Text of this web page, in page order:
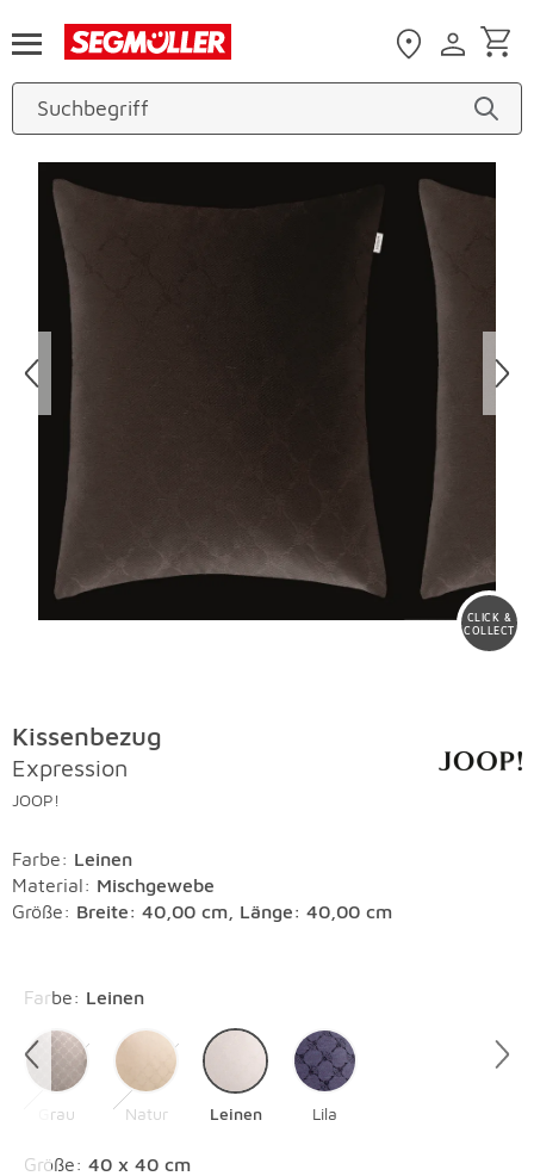
Produktbilder überspringen
CLICK &
COLLECT
Kissenbezug
Expression
JOOP!
Farbe: Leinen
Material: Mischgewebe
Größe: Breite: 40,00 cm, Länge: 40,00 cm
Farbe: Leinen
Grau Natur Leinen Lila
Größe: 40 x 40 cm